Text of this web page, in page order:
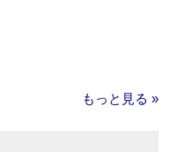
もっと見る »